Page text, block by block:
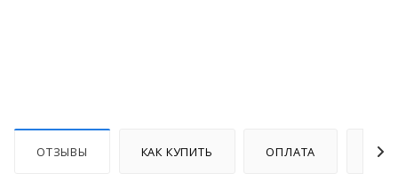
ОТЗЫВЫ КАК КУПИТЬ ОПЛАТА